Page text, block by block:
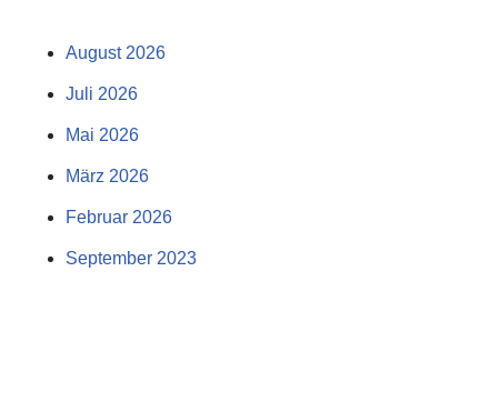
August 2026
Juli 2026
Mai 2026
März 2026
Februar 2026
September 2023